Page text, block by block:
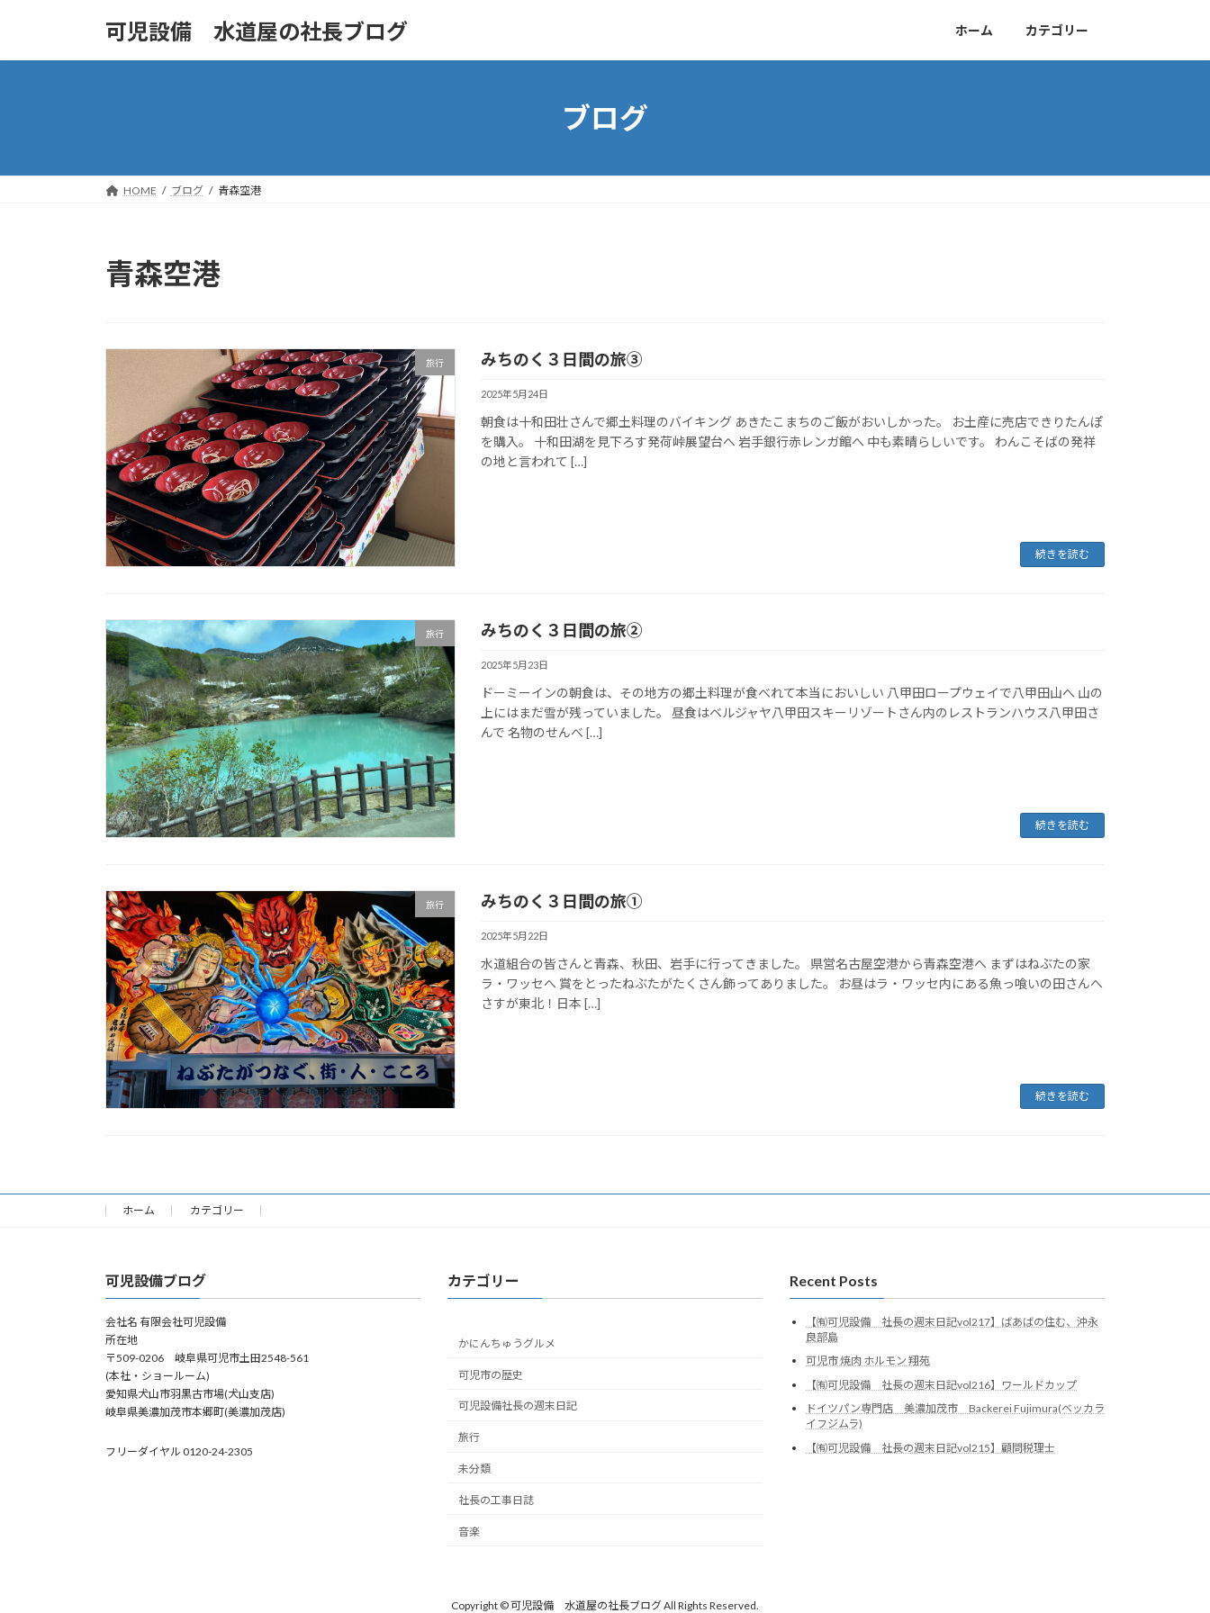
可児設備 水道屋の社長ブログ ホーム カテゴリー
ブログ
HOME ブログ 青森空港
青森空港
旅行 みちのく３日間の旅③
2025年5月24日
朝食は十和田壮さんで郷土料理のバイキング あきたこまちのご飯がおいしかった。 お土産に売店できりたんぽ
を購入。 十和田湖を見下ろす発荷峠展望台へ 岩手銀行赤レンガ館へ 中も素晴らしいです。 わんこそばの発祥
の地と言われて […]
続きを読む
旅行 みちのく３日間の旅②
2025年5月23日
ドーミーインの朝食は、その地方の郷土料理が食べれて本当においしい 八甲田ロープウェイで八甲田山へ 山の
上にはまだ雪が残っていました。 昼食はベルジャヤ八甲田スキーリゾートさん内のレストランハウス八甲田さ
んで 名物のせんべ […]
続きを読む
旅行 みちのく３日間の旅①
2025年5月22日
水道組合の皆さんと青森、秋田、岩手に行ってきました。 県営名古屋空港から青森空港へ まずはねぶたの家
ラ・ワッセへ 賞をとったねぶたがたくさん飾ってありました。 お昼はラ・ワッセ内にある魚っ喰いの田さんへ
さすが東北！日本 […]
続きを読む
ホーム カテゴリー
可児設備ブログ
会社名 有限会社可児設備
所在地
〒509-0206 岐阜県可児市土田2548-561
(本社・ショールーム)
愛知県犬山市羽黒古市場(犬山支店)
岐阜県美濃加茂市本郷町(美濃加茂店)
フリーダイヤル 0120-24-2305
カテゴリー
かにんちゅうグルメ
可児市の歴史
可児設備社長の週末日記
旅行
未分類
社長の工事日誌
音楽
Recent Posts
【㈲可児設備 社長の週末日記vol217】ばあばの住む、沖永
良部島
可児市 焼肉 ホルモン 翔苑
【㈲可児設備 社長の週末日記vol216】ワールドカップ
ドイツパン専門店 美濃加茂市 Backerei Fujimura(ベッカラ
イフジムラ)
【㈲可児設備 社長の週末日記vol215】顧問税理士
Copyright © 可児設備 水道屋の社長ブログ All Rights Reserved.